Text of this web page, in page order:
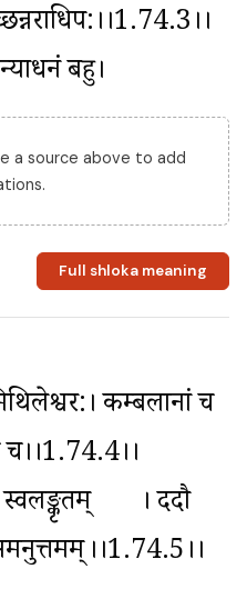
बहु।
a source above to add
Full shloka meaning
कम्बलानां च
च।।1.74.4।।
। ददौ
कन्यापिता तासां दासीदासमनुत्तमम्	।।1.74.5।।